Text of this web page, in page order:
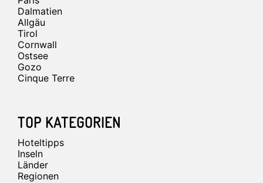
Dalmatien
Allgäu
Tirol
Cornwall
Ostsee
Gozo
Cinque Terre
TOP KATEGORIEN
Hoteltipps
Inseln
Länder
Regionen